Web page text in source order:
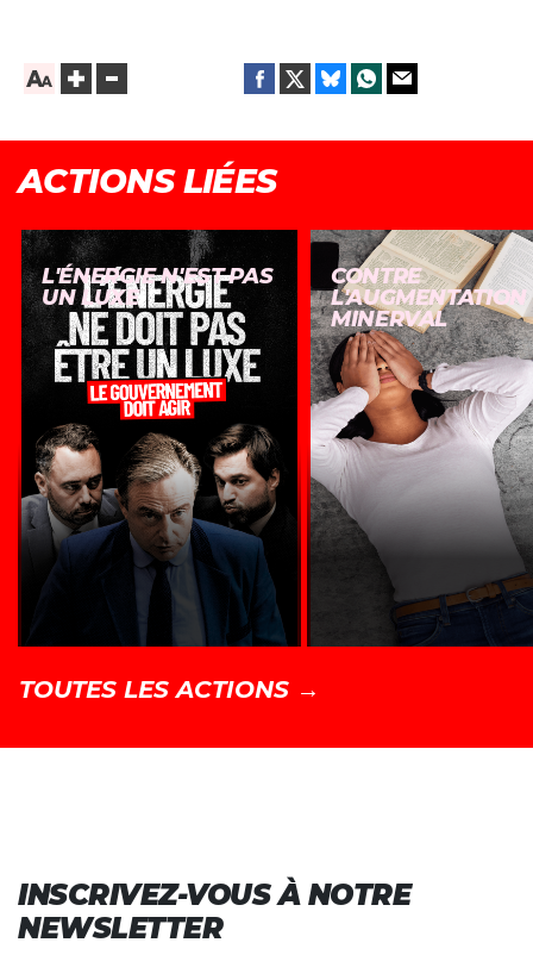
ACTIONS LIÉES
L'ÉNERGIE N'EST PAS
UN LUXE
CONTRE
L'AUGMENTATION
MINERVAL
TOUTES LES ACTIONS →
INSCRIVEZ-VOUS À NOTRE
NEWSLETTER